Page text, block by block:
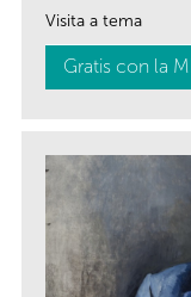
Visita a tema
Gratis con la